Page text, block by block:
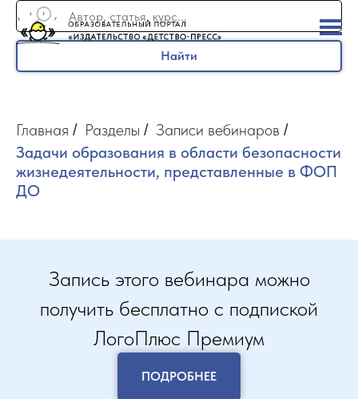
Найти
Главная / Разделы / Записи вебинаров /
Задачи образования в области безопасности
жизнедеятельности, представленные в ФОП
ДО
Запись этого вебинара можно
получить бесплатно с подпиской
ЛогоПлюс Премиум
ПОДРОБНЕЕ